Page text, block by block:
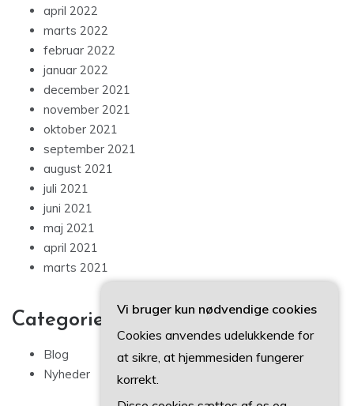
april 2022
marts 2022
februar 2022
januar 2022
december 2021
november 2021
oktober 2021
september 2021
august 2021
juli 2021
juni 2021
maj 2021
april 2021
marts 2021
Categories
Blog
Nyheder
Vi bruger kun nødvendige cookies
Cookies anvendes udelukkende for
at sikre, at hjemmesiden fungerer
korrekt.